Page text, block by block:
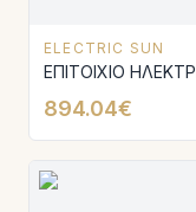
ELECTRIC SUN
ΕΠΙΤΟΙΧΙΟ
894.04€